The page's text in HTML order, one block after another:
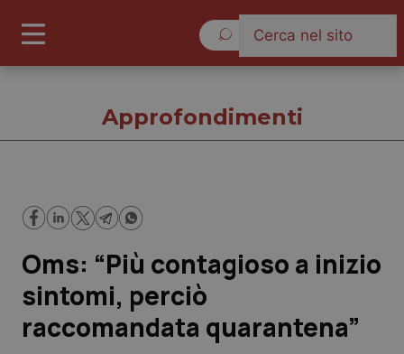
Cronache
Governo e Parlamento
Approfondimenti
Oms: “Più contagioso a inizio
sintomi, perciò
raccomandata quarantena”